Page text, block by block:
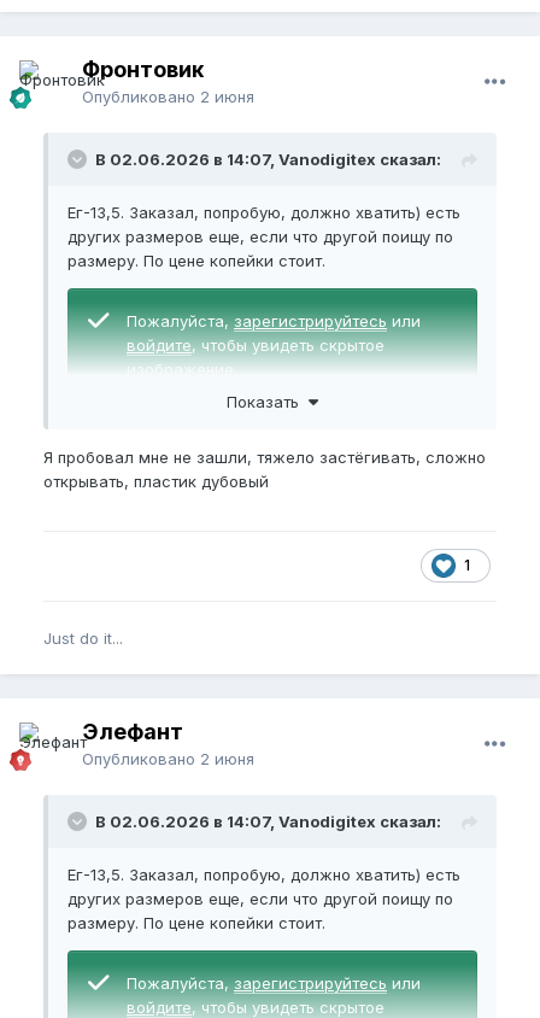
Фронтовик
Опубликовано 2 июня
В 02.06.2026 в 14:07, Vanodigitex сказал:
Ег-13,5. Заказал, попробую, должно хватить) есть
других размеров еще, если что другой поищу по
размеру. По цене копейки стоит.
Пожалуйста,зарегистрируйтесьили
войдите, чтобы увидеть скрытое
изображение.
Показать
Я пробовал мне не зашли, тяжело застёгивать, сложно
открывать, пластик дубовый
1
Just do it...
Элефант
Опубликовано 2 июня
В 02.06.2026 в 14:07, Vanodigitex сказал:
Ег-13,5. Заказал, попробую, должно хватить) есть
других размеров еще, если что другой поищу по
размеру. По цене копейки стоит.
Пожалуйста,зарегистрируйтесьили
войдите, чтобы увидеть скрытое